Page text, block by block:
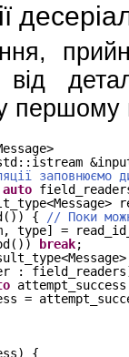
від
першому
заповнюємо
auto
{
// Поки
type] =
break;
:
=
{